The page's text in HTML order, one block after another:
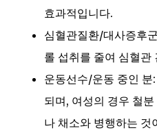
효과적입니다.
심혈관질환/대사증후
롤 섭취를 줄여 심혈관
운동선수/운동 중인 분
되며, 여성의 경우 철
나 채소와 병행하는 것